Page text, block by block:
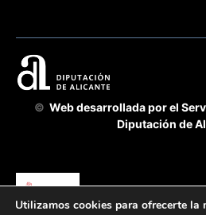
© Web desarrollada por el
Diputación de
Utilizamos cookies para ofrecerte la